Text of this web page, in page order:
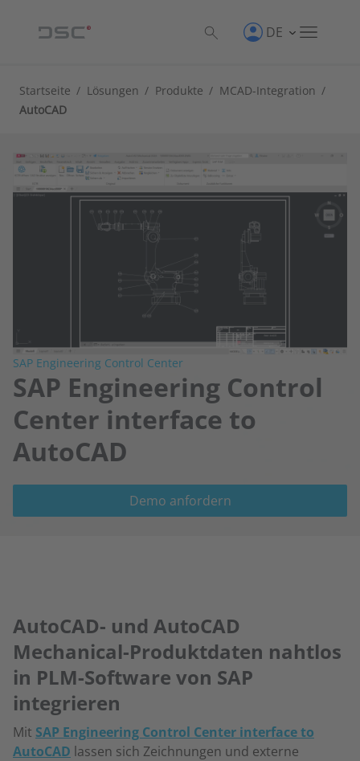
DE
Startseite / Lösungen / Produkte / MCAD-Integration /
AutoCAD
SAP Engineering Control Center
SAP Engineering Control
Center interface to
AutoCAD
Demo anfordern
AutoCAD- und AutoCAD
Mechanical-Produktdaten nahtlos
in PLM-Software von SAP
integrieren
Mit SAP Engineering Control Center interface to
AutoCAD lassen sich Zeichnungen und externe